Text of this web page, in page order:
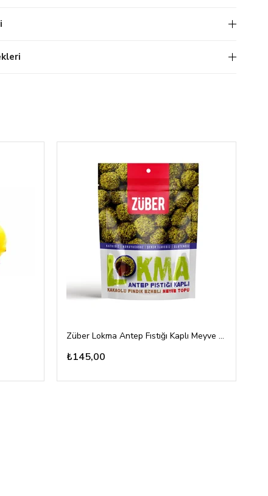
Züber Lokma Antep Fıstığı Kaplı Meyve Topu 96gr
₺145,00